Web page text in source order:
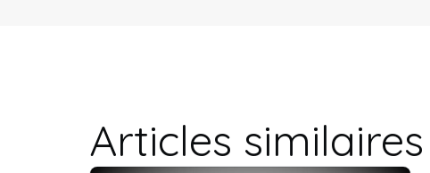
Articles similaires